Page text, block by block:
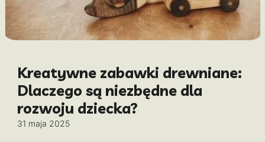
Kreatywne zabawki drewniane:
Dlaczego są niezbędne dla
rozwoju dziecka?
31 maja 2025